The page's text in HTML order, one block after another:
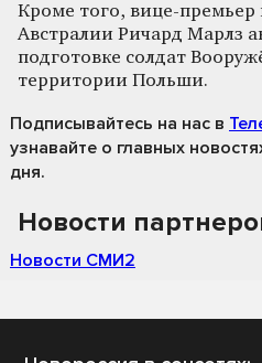
Кроме того, вице-
Австралии Ричард Марлз
подготовке солдат
территории Польши.
Подписывайтесь на нас в
узнавайте о главных
дня.
Новости
Новости СМИ2